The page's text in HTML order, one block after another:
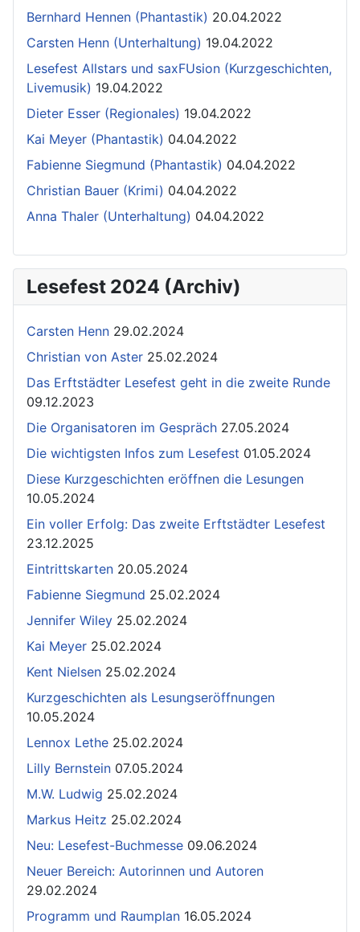
Bernhard Hennen (Phantastik) 20.04.2022
Carsten Henn (Unterhaltung) 19.04.2022
Lesefest Allstars und saxFUsion (Kurzgeschichten,
Livemusik) 19.04.2022
Dieter Esser (Regionales) 19.04.2022
Kai Meyer (Phantastik) 04.04.2022
Fabienne Siegmund (Phantastik) 04.04.2022
Christian Bauer (Krimi) 04.04.2022
Anna Thaler (Unterhaltung) 04.04.2022
Lesefest 2024 (Archiv)
Carsten Henn 29.02.2024
Christian von Aster 25.02.2024
Das Erftstädter Lesefest geht in die zweite Runde
09.12.2023
Die Organisatoren im Gespräch 27.05.2024
Die wichtigsten Infos zum Lesefest 01.05.2024
Diese Kurzgeschichten eröffnen die Lesungen
10.05.2024
Ein voller Erfolg: Das zweite Erftstädter Lesefest
23.12.2025
Eintrittskarten 20.05.2024
Fabienne Siegmund 25.02.2024
Jennifer Wiley 25.02.2024
Kai Meyer 25.02.2024
Kent Nielsen 25.02.2024
Kurzgeschichten als Lesungseröffnungen
10.05.2024
Lennox Lethe 25.02.2024
Lilly Bernstein 07.05.2024
M.W. Ludwig 25.02.2024
Markus Heitz 25.02.2024
Neu: Lesefest-Buchmesse 09.06.2024
Neuer Bereich: Autorinnen und Autoren
29.02.2024
Programm und Raumplan 16.05.2024